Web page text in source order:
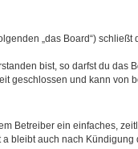
„das Board“)
bist, so darfst du
geschlossen und kann
Betreiber ein einfaches,
bleibt auch nach